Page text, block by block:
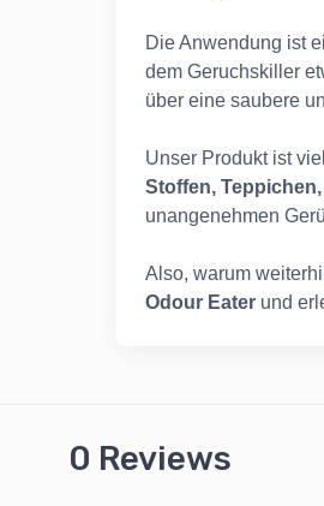
Die Anwendung ist
dem Geruchskiller
über eine saubere
Unser Produkt ist
Stoffen,
unangenehmen
Also, warum
Odour Eater und
0 Reviews